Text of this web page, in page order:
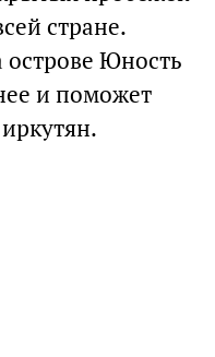
стране.
Юность
и поможет